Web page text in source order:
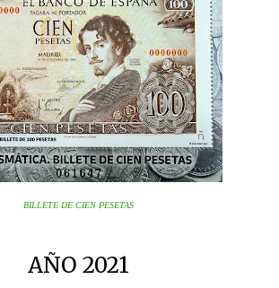
BILLETE DE CIEN PESETAS
AÑO 2021